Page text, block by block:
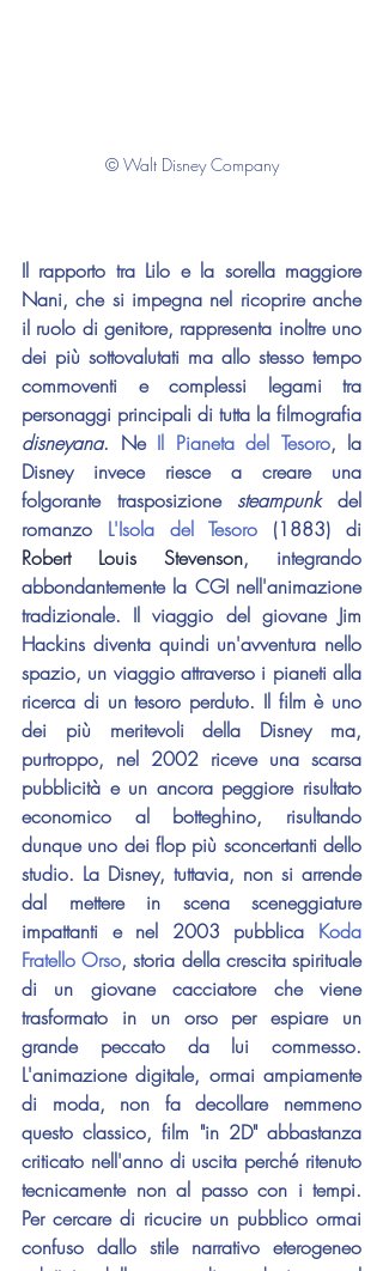
© Walt Disney Company
Il rapporto tra Lilo e la sorella maggiore
Nani, che si impegna nel ricoprire anche
il ruolo di genitore, rappresenta inoltre uno
dei più sottovalutati ma allo stesso tempo
commoventi e complessi legami tra
disneyana. Ne Il Pianeta del Tesoro, la
Disney invece riesce a creare una
folgorante trasposizione steampunk del
romanzo L'Isola del Tesoro
Robert Louis Stevenson, integrando
abbondantemente la CGI nell'animazione
tradizionale. Il viaggio del giovane Jim
Hackins diventa quindi un'avventura nello
spazio, un viaggio attraverso i pianeti alla
ricerca di un tesoro perduto. Il film è uno
dei più meritevoli della Disney ma,
purtroppo, nel 2002 riceve una scarsa
pubblicità e un ancora peggiore risultato
economico al botteghino, risultando
dunque uno dei flop più sconcertanti dello
studio. La Disney, tuttavia, non si arrende
dal mettere in scena sceneggiature
impattanti e nel 2003 pubblica Koda
Fratello Orso, storia della crescita spirituale
di un giovane cacciatore che viene
trasformato in un orso per espiare un
grande peccato da lui commesso.
L'animazione digitale, ormai ampiamente
di moda, non fa decollare nemmeno
questo classico, film "in 2D" abbastanza
criticato nell'anno di uscita perché ritenuto
tecnicamente non al passo con i tempi.
Per cercare di ricucire un pubblico ormai
confuso dallo stile narrativo eterogeneo